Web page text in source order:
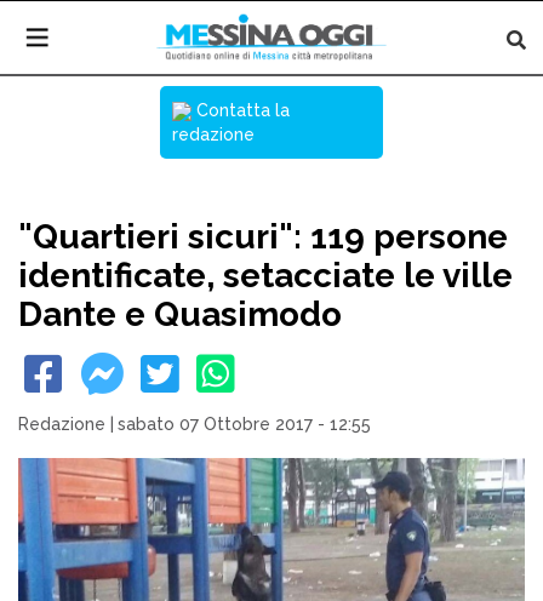
Contatta la
redazione
"Quartieri sicuri": 119 persone
identificate, setacciate le ville
Dante e Quasimodo
Redazione sabato 07 Ottobre 2017 - 12:55